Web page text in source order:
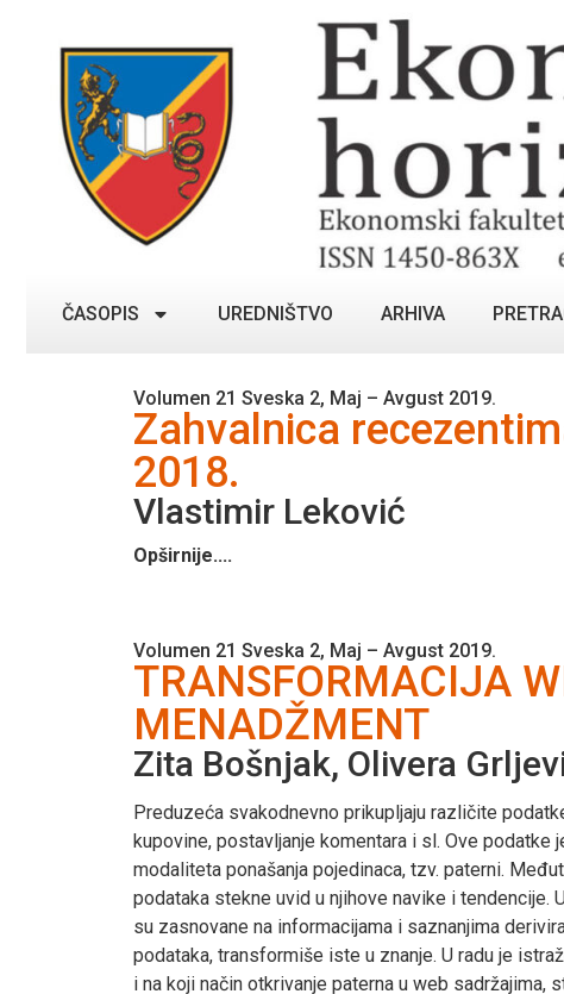
ČASOPIS UREDNIŠTVO ARHIVA
Volumen 21 Sveska 2, Maj – Avgust 2019.
Zahvalnica
2018.
Vlastimir Leković
Opširnije....
Volumen 21 Sveska 2, Maj – Avgust 2019.
TRANSFORMACIJA
MENADŽMENT
Zita Bošnjak, Olivera
Preduzeća svakodnevno prikupljaju različite
kupovine, postavljanje komentara i sl. Ove
modaliteta ponašanja pojedinaca, tzv. paterni.
podataka stekne uvid u njihove navike i tendencije.
su zasnovane na informacijama i saznanjima
podataka, transformiše iste u znanje. U radu je
i na koji način otkrivanje paterna u web sadržajima,